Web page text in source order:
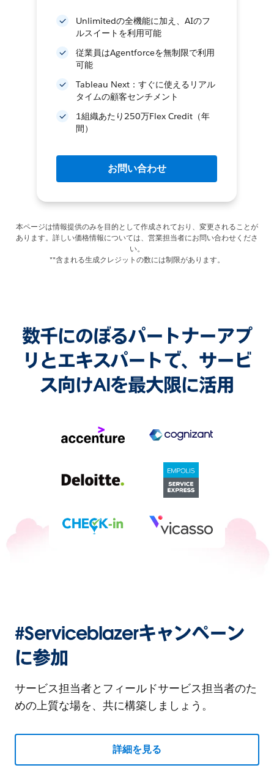
Unlimitedの全機能に加え、AIのフ
ルスイートを利用可能
従業員はAgentforceを無制限で利用
可能
Tableau Next：すぐに使えるリアル
タイムの顧客センチメント
1組織あたり250万Flex Credit（年
間）
お問い合わせ
本ページは情報提供のみを目的として作成されており、変更されることが
あります。詳しい価格情報については、営業担当者にお問い合わせくださ
い。
**含まれる生成クレジットの数には制限があります。
数千にのぼるパートナーアプ
リとエキスパートで、サービ
ス向けAIを最大限に活用
#Serviceblazerキャンペーン
に参加
サービス担当者とフィールドサービス担当者のた
めの上質な場を、共に構築しましょう。
詳細を見る